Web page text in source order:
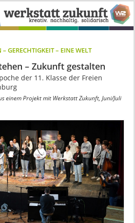
GERECHTIGKEIT – EINE WELT
– Zukunft gestalten
der 11. Klasse der Freien
einem Projekt mit Werkstatt Zukunft, Juni/Juli